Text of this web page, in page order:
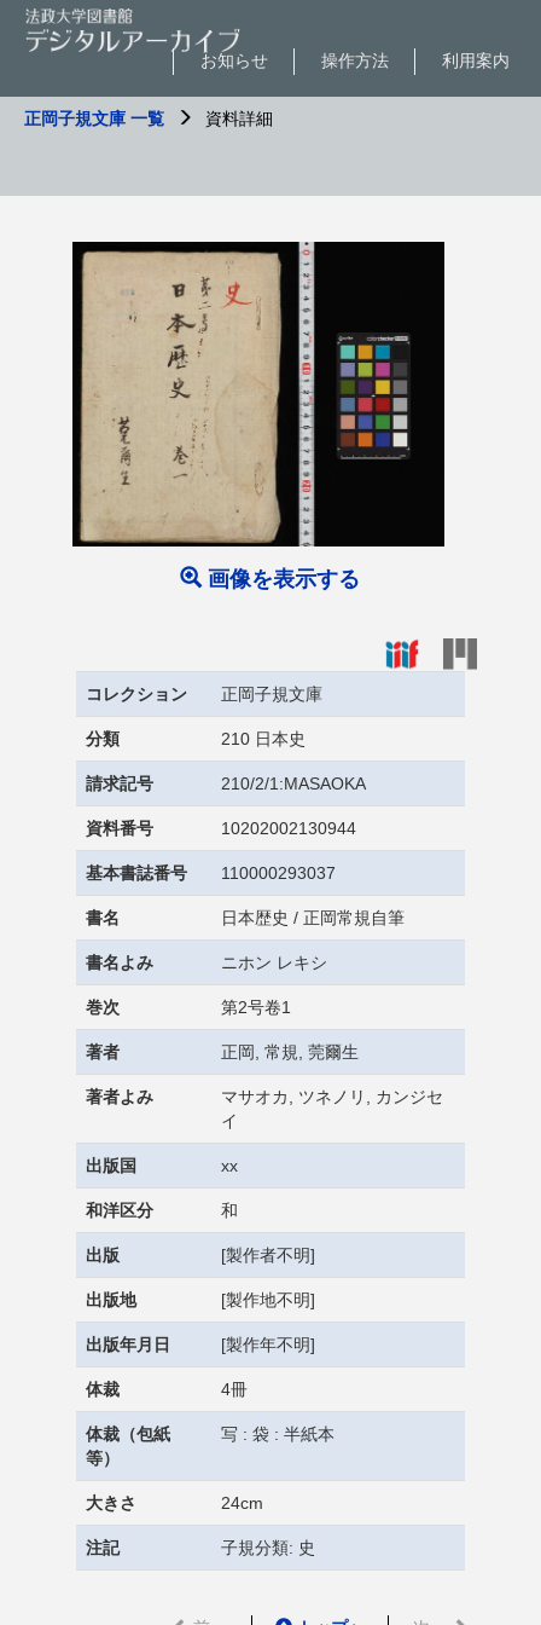
利用案内
操作方法
お知らせ
正岡子規文庫 一覧 資料詳細
画像を表示する
コレクション 正岡子規文庫
分類 210 日本史
請求記号 210/2/1:MASAOKA
資料番号 10202002130944
基本書誌番号 110000293037
書名 日本歴史 / 正岡常規自筆
書名よみ ニホン レキシ
巻次 第2号卷1
著者 正岡, 常規, 莞爾生
著者よみ
マサオカ, ツネノリ, カンジセ
イ
出版国 xx
和洋区分 和
出版 [製作者不明]
出版地 [製作地不明]
出版年月日 [製作年不明]
体裁 4冊
体裁（包紙
等）
写 : 袋 : 半紙本
大きさ 24cm
注記 子規分類: 史